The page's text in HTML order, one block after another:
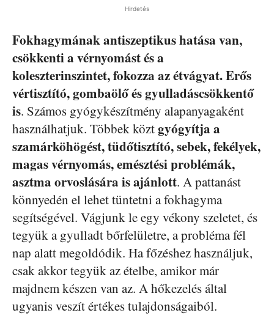
Hirdetés
Fokhagymának antiszeptikus hatása van,
csökkenti a vérnyomást és a
koleszterinszintet, fokozza az étvágyat. Erős
vértisztító, gombaölő és gyulladáscsökkentő
is. Számos gyógykészítmény alapanyagaként
használhatjuk. Többek köztgyógyítja a
szamárköhögést, tüdőtisztító, sebek, fekélyek,
magas vérnyomás, emésztési problémák,
asztma orvoslására is ajánlott. A pattanást
könnyedén el lehet tüntetni a fokhagyma
segítségével. Vágjunk le egy vékony szeletet, és
tegyük a gyulladt bőrfelületre, a probléma fél
nap alatt megoldódik. Ha főzéshez használjuk,
csak akkor tegyük az ételbe, amikor már
majdnem készen van az. A hőkezelés által
ugyanis veszít értékes tulajdonságaiból.